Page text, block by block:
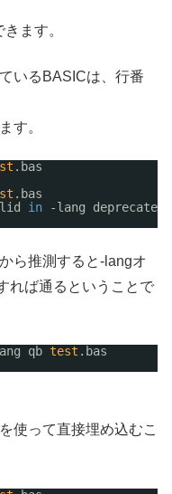
ます。
いるBASICは、行番
す。
.bas
.bas
in
-lang
ら推測すると-langオ
れば通るということで
qb test .bas
使って直接埋め込むこ